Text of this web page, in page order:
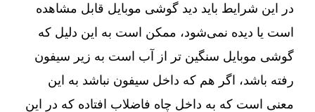
در این شرایط باید دید گوشی موبایل قابل مشاهده
است یا دیده نمی‌شود، ممکن است به این دلیل که
گوشی موبایل سنگین تر از آب است به زیر سیفون
رفته باشد، اگر هم که داخل سیفون نباشد به این
معنی است که به داخل چاه فاضلاب افتاده که در این